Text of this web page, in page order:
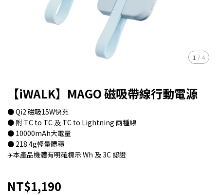
1 / 4
【iWALK】MAGO 磁吸帶線行動電源
● Qi2 磁吸15W快充
● 附 TC to TC 及 TC to Lightning 兩種線
● 10000mAh大電量
● 218.4g輕量體積
✈️本產品機體有明確標示 Wh 及 3C 認證
NT$1,190